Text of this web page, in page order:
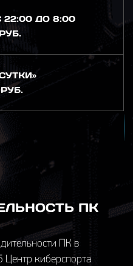
22:00 ДО 8:00
ПК
ПК в
Центр киберспорта